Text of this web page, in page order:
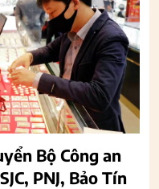
Bộ Công an
PNJ, Bảo Tín